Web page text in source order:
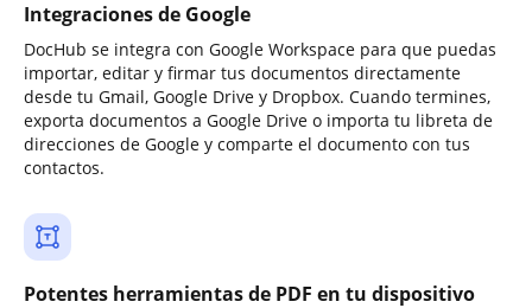
Integraciones de Google
DocHub se integra con Google Workspace para que puedas
importar, editar y firmar tus documentos directamente
desde tu Gmail, Google Drive y Dropbox. Cuando termines,
exporta documentos a Google Drive o importa tu libreta de
direcciones de Google y comparte el documento con tus
contactos.
Potentes herramientas de PDF en tu dispositivo